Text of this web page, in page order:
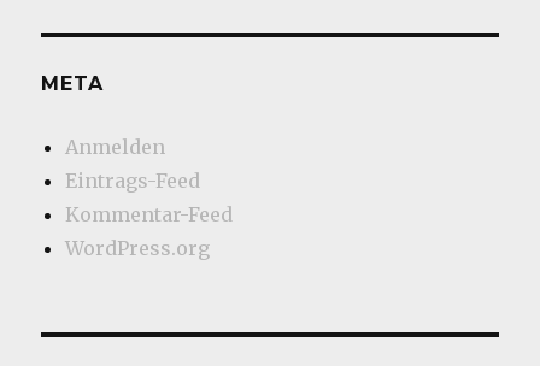
META
Anmelden
Eintrags-Feed
Kommentar-Feed
WordPress.org